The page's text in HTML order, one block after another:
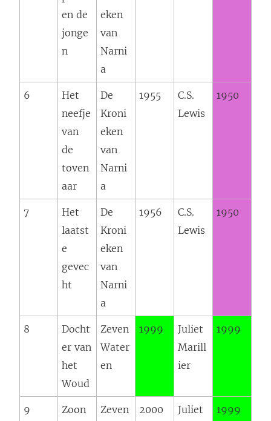
en de
jonge
n
eken
van
Narni
a
6
Het
neefje
van
de
toven
aar
De
Kroni
eken
van
Narni
a
1955
C.S.
Lewis
1950
7
Het
laatst
e
gevec
ht
De
Kroni
eken
van
Narni
a
1956
C.S.
Lewis
1950
8
Docht
er van
het
Woud
Zeven
Water
en
1999
Juliet
Marill
ier
1999
9
Zoon
Zeven
2000
Juliet
1999